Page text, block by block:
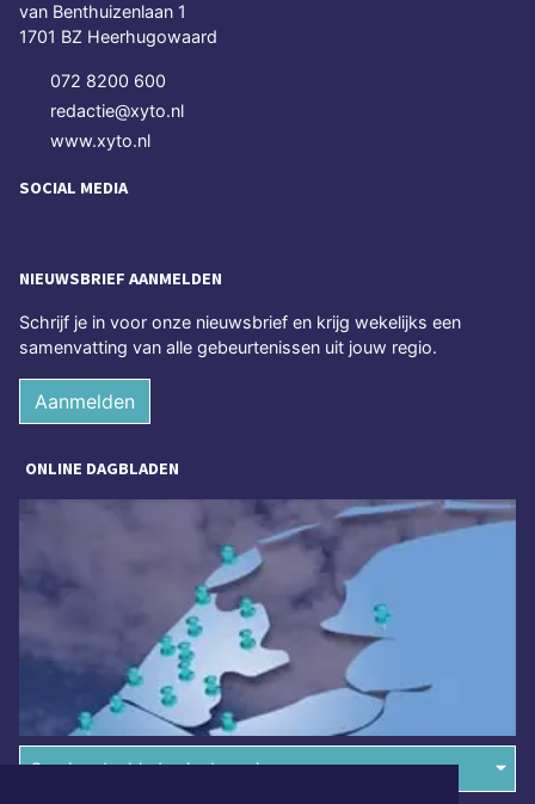
van Benthuizenlaan 1
1701 BZ Heerhugowaard
072 8200 600
redactie@xyto.nl
www.xyto.nl
SOCIAL MEDIA
NIEUWSBRIEF AANMELDEN
Schrijf je in voor onze nieuwsbrief en krijg wekelijks een
samenvatting van alle gebeurtenissen uit jouw regio.
Aanmelden
ONLINE DAGBLADEN
Overige dagbladen in de regio